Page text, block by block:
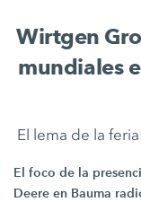
Wirtgen
mundiales
El lema de la
El foco de la
Deere en Bauma